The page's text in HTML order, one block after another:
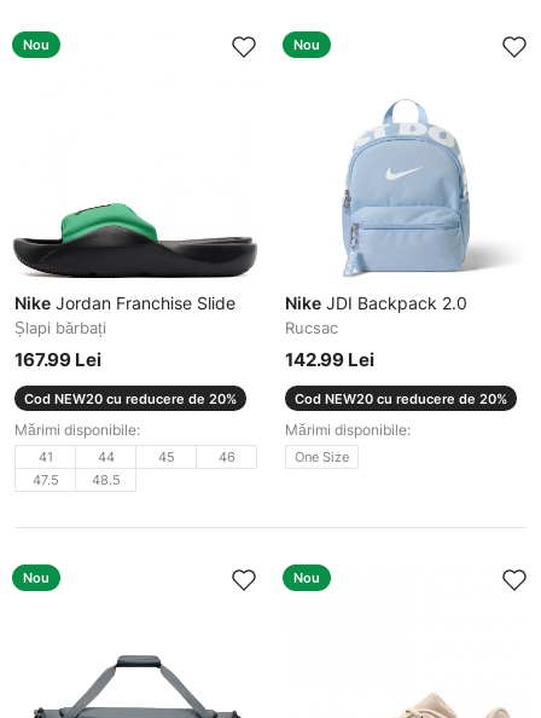
Nou
Nike Jordan Franchise Slide
Șlapi bărbați
167.99 Lei
Cod NEW20 cu reducere de 20%
Mărimi disponibile:
41 44 45
46
47.5
48.5
Nou
Nike JDI Backpack 2.0
Rucsac
142.99 Lei
Cod NEW20 cu reducere de 20%
Mărimi disponibile:
One Size
Nou Nou